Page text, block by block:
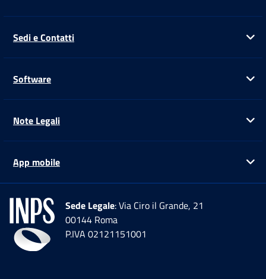
Sedi e Contatti
Software
Note Legali
App mobile
Sede Legale: Via Ciro il Grande, 21
00144 Roma
P.IVA 02121151001